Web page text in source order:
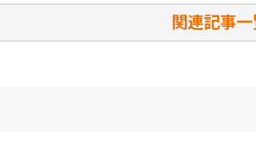
関連記事一